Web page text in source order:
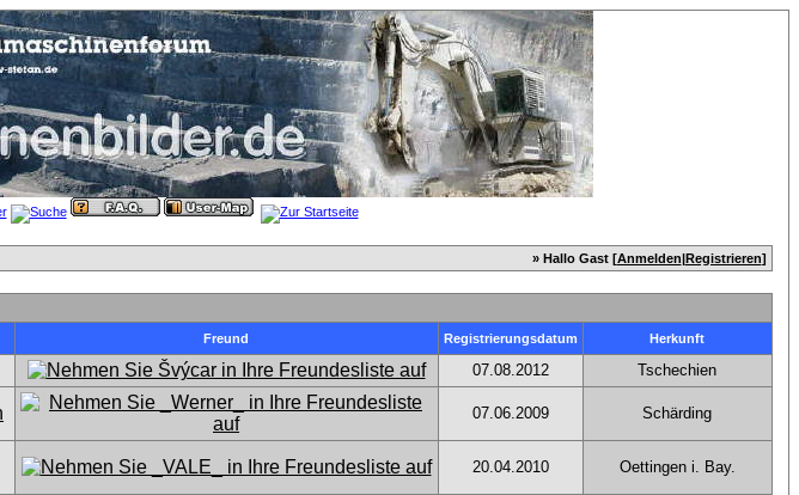
» Hallo Gast [Anmelden|Registrieren]
Freund Registrierungsdatum Herkunft
07.08.2012 Tschechien
07.06.2009 Schärding
20.04.2010 Oettingen i. Bay.